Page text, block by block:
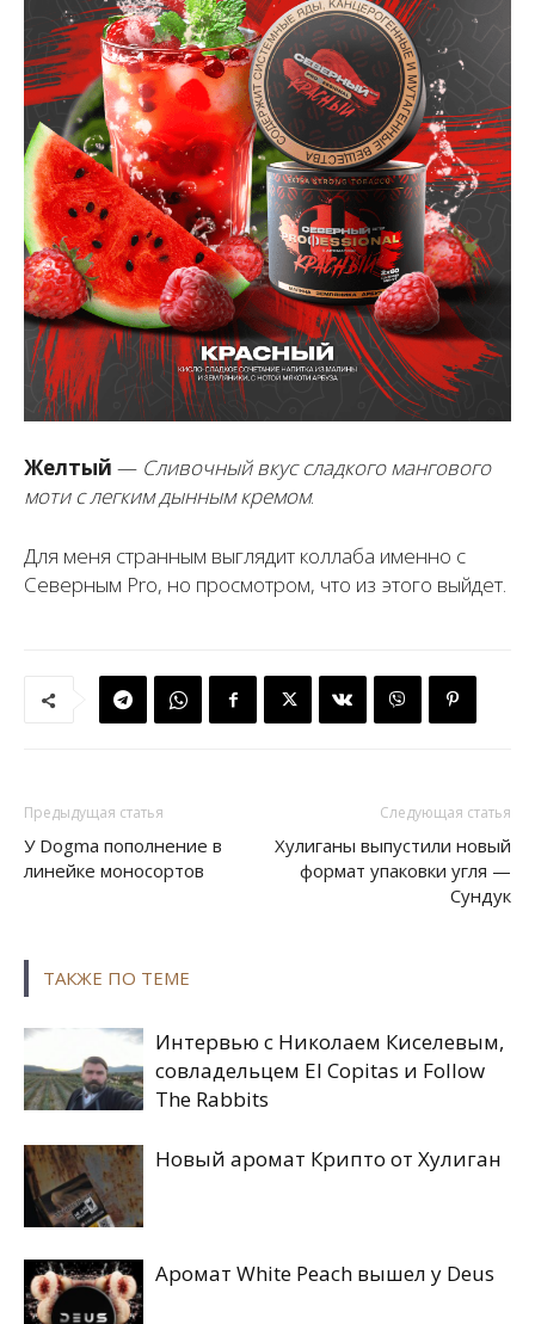
Желтый — Сливочный вкус сладкого мангового
моти с легким дынным кремом.
Для меня странным выглядит коллаба именно с
Северным Pro, но просмотром, что из этого выйдет.
Предыдущая статья
У Dogma пополнение в
линейке моносортов
Следующая статья
Хулиганы выпустили новый
формат упаковки угля —
Сундук
ТАКЖЕ ПО ТЕМЕ
Интервью с Николаем Киселевым,
совладельцем El Copitas и Follow
The Rabbits
Новый аромат Крипто от Хулиган
Аромат White Peach вышел у Deus